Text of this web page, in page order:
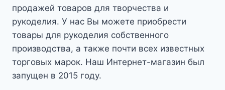
продажей товаров для творчества и
рукоделия. У нас Вы можете приобрести
товары для рукоделия собственного
производства, а также почти всех известных
торговых марок. Наш Интернет-магазин был
запущен в 2015 году.